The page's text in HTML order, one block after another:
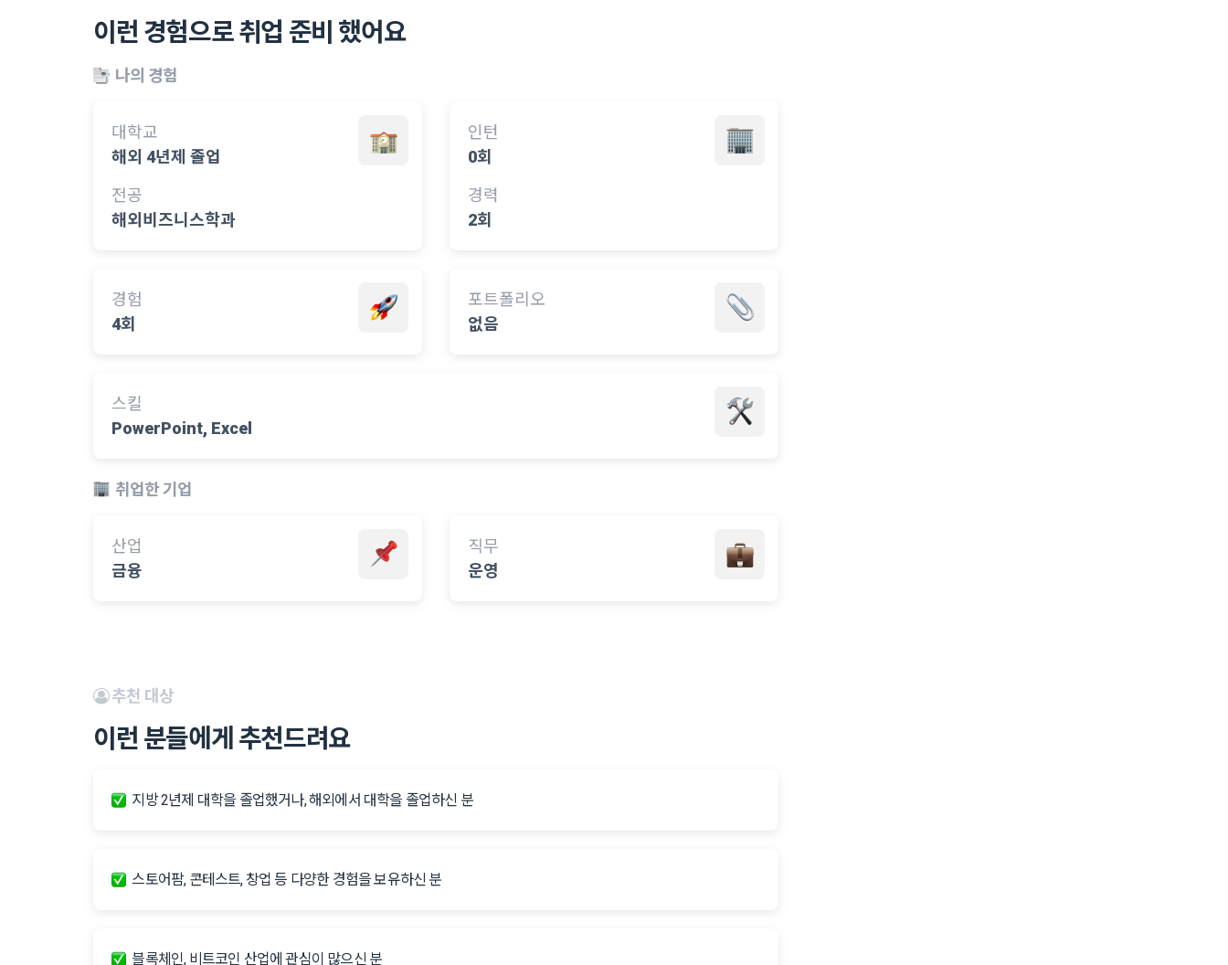
이런 경험으로 취업 준비 했어요
나의 경험
대학교
해외 4년제 졸업
전공
해외비즈니스학과
인턴
0회
경력
2회
경험
4회
포트폴리오
없음
스킬
PowerPoint, Excel
취업한 기업
산업
금융
직무
운영
추천 대상
이런 분들에게 추천드려요
지방 2년제 대학을 졸업했거나, 해외에서 대학을 졸업하신 분
스토어팜, 콘테스트, 창업 등 다양한 경험을 보유하신 분
블록체인, 비트코인 산업에 관심이 많으신 분